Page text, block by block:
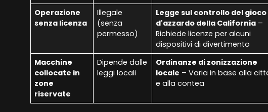
Operazione
senza licenza
Illegale
(senza
permesso)
Legge sul controllo del gioco
d'azzardo della California –
Richiede licenze per alcuni
dispositivi di divertimento
Macchine
collocate in
zone
riservate
Dipende dalle
leggi locali
Ordinanze di zonizzazione
locale – Varia in base alla
e alla contea